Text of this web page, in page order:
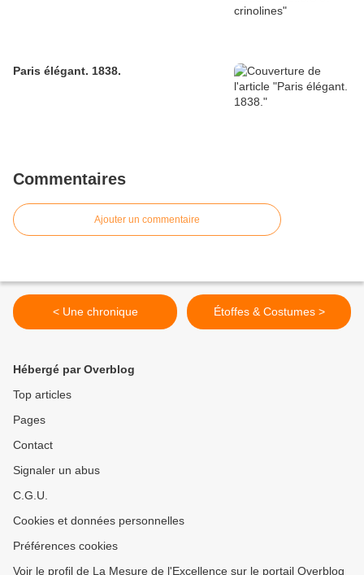
Paris élégant. 1838.
Commentaires
Ajouter un commentaire
< Une chronique Étoffes & Costumes >
Hébergé par Overblog
Top articles
Pages
Contact
Signaler un abus
C.G.U.
Cookies et données personnelles
Préférences cookies
Voir le profil de La Mesure de l'Excellence sur le portail Overblog